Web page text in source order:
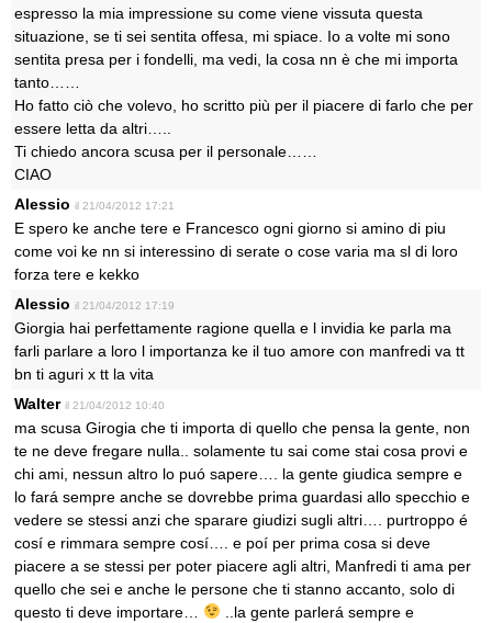
espresso la mia impressione su come viene vissuta questa
situazione, se ti sei sentita offesa, mi spiace. Io a volte mi sono
sentita presa per i fondelli, ma vedi, la cosa nn è che mi importa
tanto……
Ho fatto ciò che volevo, ho scritto più per il piacere di farlo che per
essere letta da altri…..
Ti chiedo ancora scusa per il personale……
CIAO
Alessio il 21/04/2012 17:21
E spero ke anche tere e Francesco ogni giorno si amino di piu
come voi ke nn si interessino di serate o cose varia ma sl di loro
forza tere e kekko
Alessio il 21/04/2012 17:19
Giorgia hai perfettamente ragione quella e l invidia ke parla ma
farli parlare a loro l importanza ke il tuo amore con manfredi va tt
bn ti aguri x tt la vita
Walter il 21/04/2012 10:40
ma scusa Girogia che ti importa di quello che pensa la gente, non
te ne deve fregare nulla.. solamente tu sai come stai cosa provi e
chi ami, nessun altro lo puó sapere…. la gente giudica sempre e
lo fará sempre anche se dovrebbe prima guardasi allo specchio e
vedere se stessi anzi che sparare giudizi sugli altri…. purtroppo é
cosí e rimmara sempre cosí…. e poí per prima cosa si deve
piacere a se stessi per poter piacere agli altri, Manfredi ti ama per
quello che sei e anche le persone che ti stanno accanto, solo di
questo ti deve importare…
..la gente parlerá sempre e